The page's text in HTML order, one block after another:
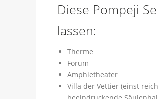
Diese Pompeji
lassen:
Therme
Forum
Amphietheater
Villa der Vettier (einst